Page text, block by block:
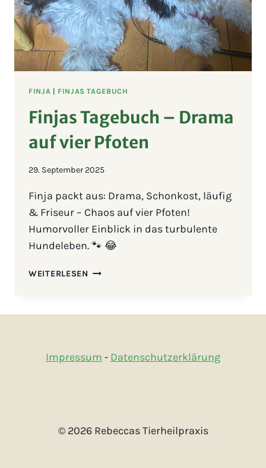
FINJA | FINJAS TAGEBUCH
Finjas Tagebuch – Drama
auf vier Pfoten
29. September 2025
Finja packt aus: Drama, Schonkost, läufig
& Friseur – Chaos auf vier Pfoten!
Humorvoller Einblick in das turbulente
Hundeleben. 🐾 😂
WEITERLESEN FINJAS
PFOTEN
Impressum - Datenschutzerklärung
© 2026 Rebeccas Tierheilpraxis